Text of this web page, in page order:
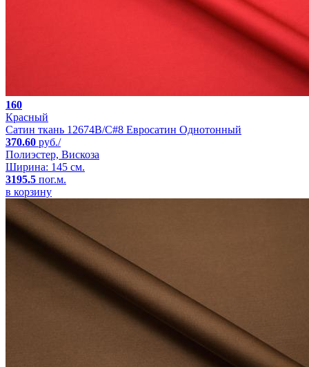
160
Красный
Сатин ткань 12674B/C#8 Евросатин Однотонный
370.60 руб./
Полиэстер, Вискоза
Ширина: 145 см.
3195.5 пог.м.
в корзину